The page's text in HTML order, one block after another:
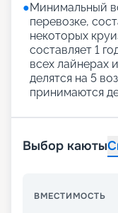
●Минимальный
перевозке,
некоторых
составляет 1
всех лайнерах
делятся на 5
принимаются
Выбор каюты
ВМЕСТИМОСТЬ